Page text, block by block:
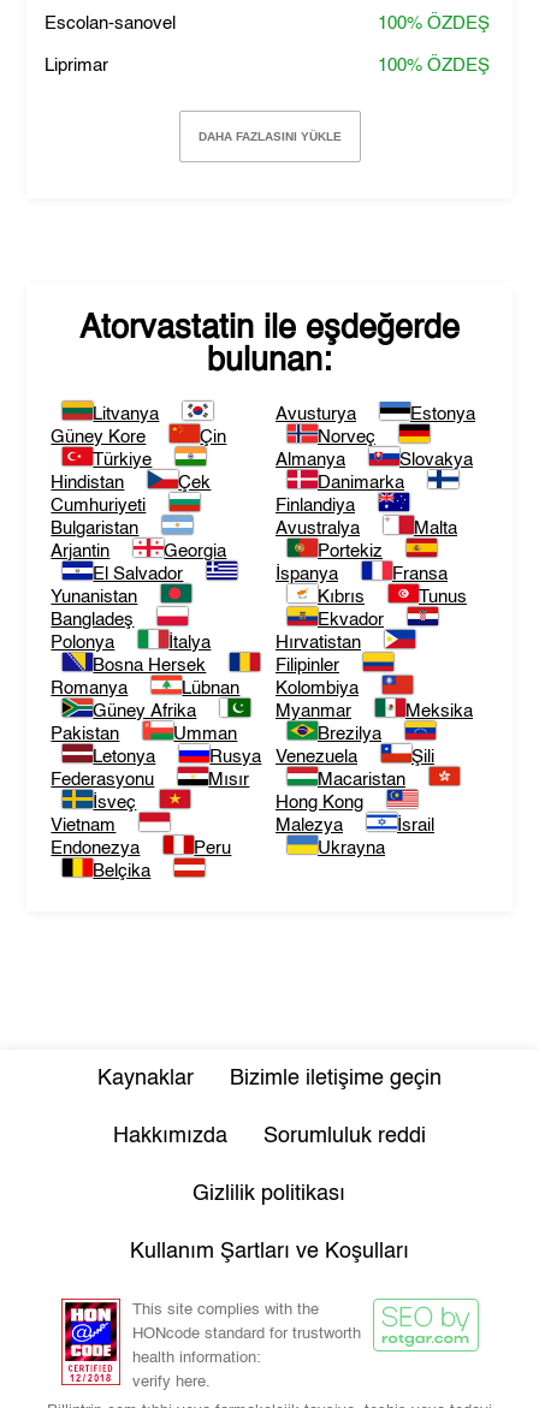
Escolan-sanovel 100% ÖZDEŞ
Liprimar 100% ÖZDEŞ
DAHA FAZLASINI YÜKLE
Atorvastatin ile eşdeğerde
bulunan:
Litvanya
Güney Kore
Çin
Türkiye
Hindistan
Çek
Cumhuriyeti
Bulgaristan
Arjantin
Georgia
El Salvador
Yunanistan
Bangladeş
Polonya
İtalya
Bosna Hersek
Romanya
Lübnan
Güney Afrika
Pakistan
Umman
Letonya
Rusya
Federasyonu
Mısır
İsveç
Vietnam
Endonezya
Peru
Belçika
Avusturya
Estonya
Norveç
Almanya
Slovakya
Danimarka
Finlandiya
Avustralya
Malta
Portekiz
İspanya
Fransa
Kıbrıs
Tunus
Ekvador
Hırvatistan
Filipinler
Kolombiya
Myanmar
Meksika
Brezilya
Venezuela
Şili
Macaristan
Hong Kong
Malezya
İsrail
Ukrayna
Kaynaklar Bizimle iletişime geçin
Hakkımızda Sorumluluk reddi
Gizlilik politikası
Kullanım Şartları ve Koşulları
This site complies with the
HONcode standard for trustworth
health information:
verify here.